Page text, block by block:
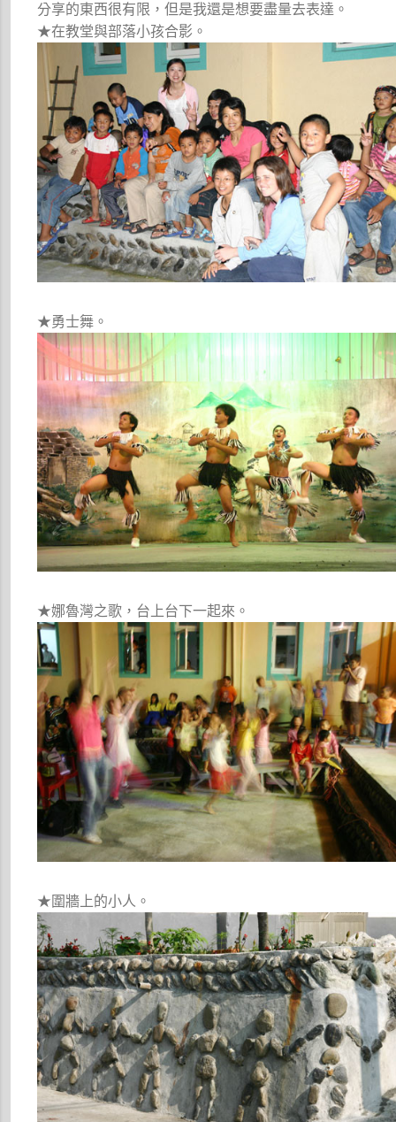
分享的東西很有限，但是我還是想要盡量去表達。
★在教堂與部落小孩合影。
★勇士舞。
★娜魯灣之歌，台上台下一起來。
★圍牆上的小人。